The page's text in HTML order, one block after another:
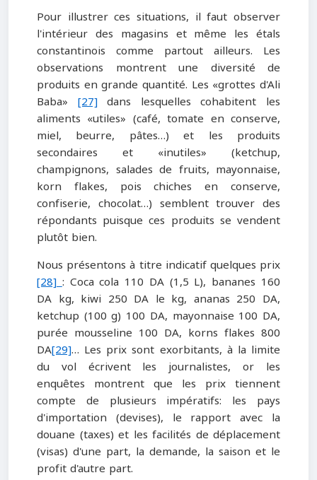
Pour illustrer ces situations, il faut observer
l'intérieur des magasins et même les étals
constantinois comme partout ailleurs. Les
observations montrent une diversité de
produits en grande quantité. Les «grottes d'Ali
Baba» [27]dans lesquelles cohabitent les
aliments «utiles» (café, tomate en conserve,
miel, beurre, pâtes…) et les produits
secondaires et «inutiles» (ketchup,
champignons, salades de fruits, mayonnaise,
korn flakes, pois chiches en conserve,
confiserie, chocolat…) semblent trouver des
répondants puisque ces produits se vendent
plutôt bien.
Nous présentons à titre indicatif quelques prix
[28]: Coca cola 110 DA (1,5 L), bananes 160
DA kg, kiwi 250 DA le kg, ananas 250 DA,
ketchup (100 g) 100 DA, mayonnaise 100 DA,
purée mousseline 100 DA, korns flakes 800
DA[29]… Les prix sont exorbitants, à la limite
du vol écrivent les journalistes, or les
enquêtes montrent que les prix tiennent
compte de plusieurs impératifs: les pays
d'importation (devises), le rapport avec la
douane (taxes) et les facilités de déplacement
(visas) d'une part, la demande, la saison et le
profit d'autre part.